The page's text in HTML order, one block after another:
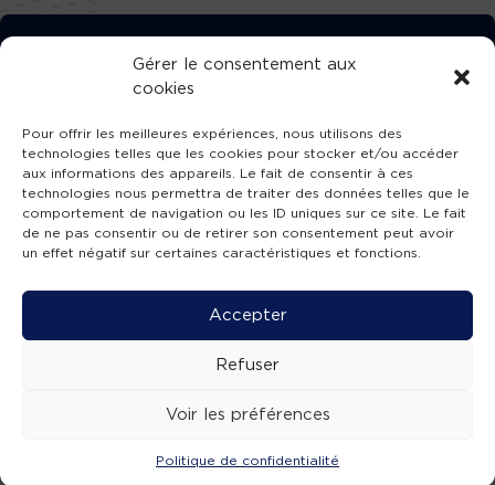
Gérer le consentement aux
cookies
Pour offrir les meilleures expériences, nous utilisons des
technologies telles que les cookies pour stocker et/ou accéder
aux informations des appareils. Le fait de consentir à ces
technologies nous permettra de traiter des données telles que le
comportement de navigation ou les ID uniques sur ce site. Le fait
de ne pas consentir ou de retirer son consentement peut avoir
un effet négatif sur certaines caractéristiques et fonctions.
Accepter
Refuser
Voir les préférences
Politique de confidentialité
ÉMISSIONS AGENDA
TÉLÉCHARGEZ GRATUITEMENT
L’APPLICATION TVBA !
SUIVEZ-NOUS !
Mentions légales -Accessibilité